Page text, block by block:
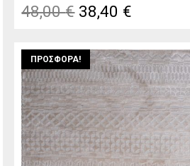
48,00€ Original
was:
48,00 €.
38,40 €
τιμή
είναι:
38,40 €.
ΠΡΟΣΦΟΡΆ!